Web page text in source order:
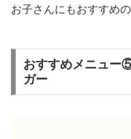
お子さんにもおすすめ
おすすめメニュー
ガー